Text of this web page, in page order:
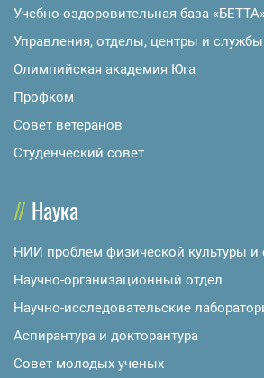
Учебно-оздоровительная база
Управления, отделы, центры и службы
Олимпийская академия Юга
Профком
Совет ветеранов
Студенческий совет
Наука
НИИ проблем физической культуры и
Научно-организационный отдел
Научно-исследовательские
Аспирантура и докторантура
Совет молодых ученых